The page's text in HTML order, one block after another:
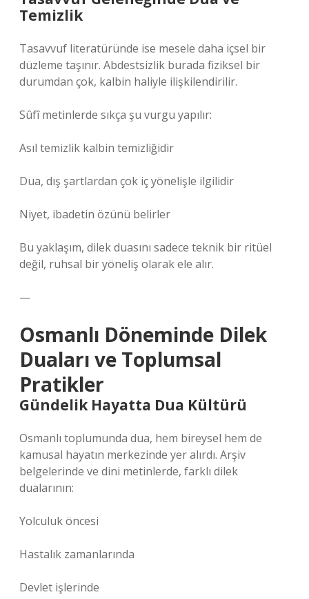
Temizlik
Tasavvuf literatüründe ise mesele daha içsel bir
düzleme taşınır. Abdestsizlik burada fiziksel bir
durumdan çok, kalbin haliyle ilişkilendirilir.
Sûfî metinlerde sıkça şu vurgu yapılır:
Asıl temizlik kalbin temizliğidir
Dua, dış şartlardan çok iç yönelişle ilgilidir
Niyet, ibadetin özünü belirler
Bu yaklaşım, dilek duasını sadece teknik bir ritüel
değil, ruhsal bir yöneliş olarak ele alır.
—
Osmanlı Döneminde Dilek
Duaları ve Toplumsal
Pratikler
Gündelik Hayatta Dua Kültürü
Osmanlı toplumunda dua, hem bireysel hem de
kamusal hayatın merkezinde yer alırdı. Arşiv
belgelerinde ve dini metinlerde, farklı dilek
dualarının:
Yolculuk öncesi
Hastalık zamanlarında
Devlet işlerinde